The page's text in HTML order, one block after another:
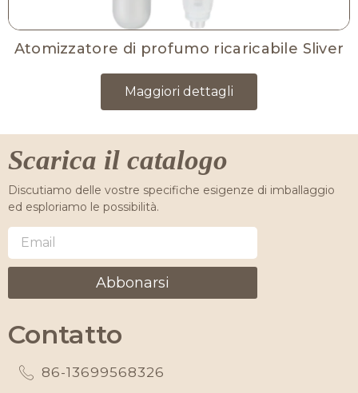
Atomizzatore di profumo ricaricabile Sliver
Maggiori dettagli
Scarica il catalogo
Discutiamo delle vostre specifiche esigenze di imballaggio
ed esploriamo le possibilità.
Abbonarsi
Contatto
86-13699568326